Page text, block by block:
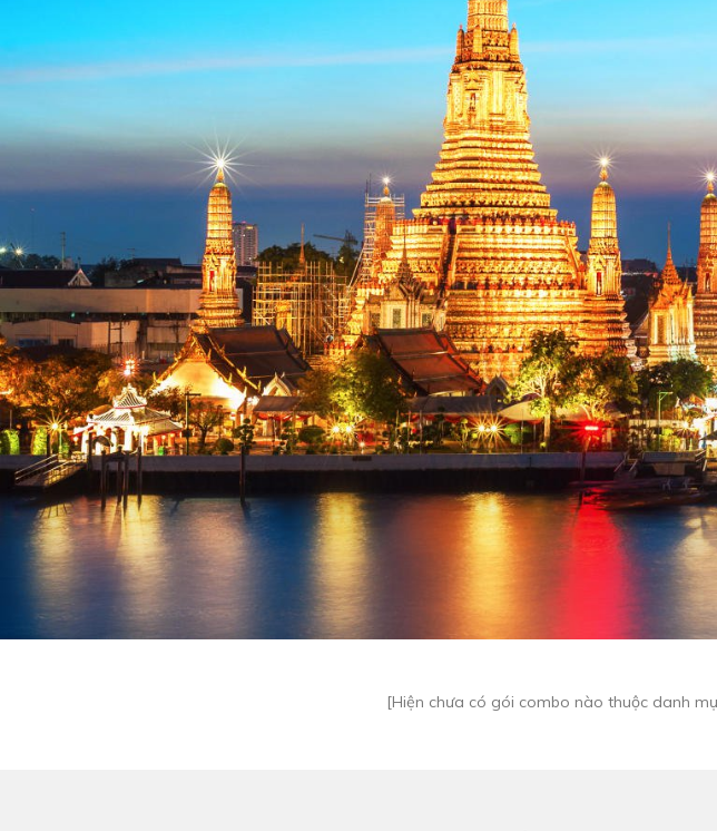
[Hiện chưa có gói combo nào thuộc danh